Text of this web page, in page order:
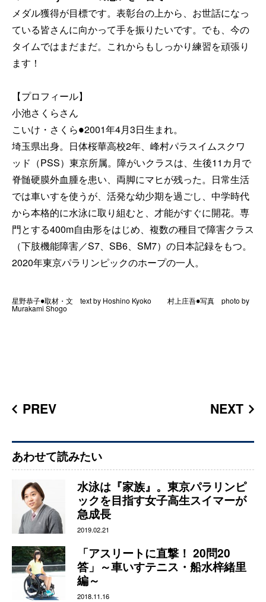
メダル獲得が目標です。表彰台の上から、お世話になっ
ている皆さんに向かって手を振りたいです。でも、今の
タイムではまだまだ。これからもしっかり練習を頑張り
ます！
【プロフィール】
小池さくらさん
こいけ・さくら●2001年4月3日生まれ。
埼玉県出身。日体桜華高校2年、峰村パラスイムスクワ
ッド（PSS）東京所属。障がいクラスは、生後11カ月で
脊髄硬膜外血腫を患い、両脚にマヒが残った。日常生活
では車いすを使うが、活発な幼少期を過ごし、中学時代
から本格的に水泳に取り組むと、才能がすぐに開花。専
門とする400m自由形をはじめ、複数の種目で障害クラス
（下肢機能障害／S7、SB6、SM7）の日本記録をもつ。
2020年東京パラリンピックのホープの一人。
星野恭子●取材・文 text by Hoshino Kyoko 村上庄吾●写真 photo by
Murakami Shogo
PREV NEXT
あわせて読みたい
水泳は『家族』。東京パラリンピ
ックを目指す女子高生スイマーが
急成長
2019.02.21
「アスリートに直撃！ 20問20
答」～車いすテニス・船水梓緒里
編～
2018.11.16